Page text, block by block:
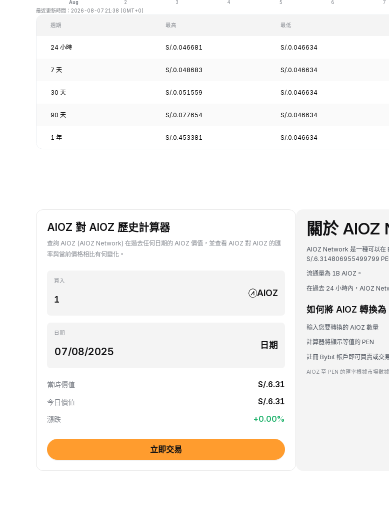
最近更新時間：2026-08-07 21:38 (GMT+0)
週期 最高 最低
24 小時 S/.0.046681 S/.0.046634
7 天 S/.0.048683 S/.0.046634
30 天 S/.0.051559 S/.0.046634
90 天 S/.0.077654 S/.0.046634
1 年 S/.0.453381 S/.0.046634
AIOZ 對 AIOZ 歷史計算器
查詢 AIOZ (AIOZ Network) 在過去任何日期的 AIOZ 價值，並查看 AIOZ 對 AIOZ 的匯
率與當前價格相比有何變化。
買入
AIOZ
日期
日期
當時價值 S/.6.31
今日價值 S/.6.31
漲跌 +0.00%
立即交易
關於 AIOZ
AIOZ Network 是一種可以在
S/.6.314806955499799
流通量為 1B AIOZ。
在過去 24 小時內，AIOZ
如何將 AIOZ 轉換為
輸入您要轉換的 AIOZ 數量
計算器將顯示等值的 PEN
註冊 Bybit 帳戶即可買賣或交
AIOZ 至 PEN 的匯率根據市場數